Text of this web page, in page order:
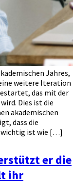
Jahres,
weitere Iteration
das mit der
Dies ist die
akademischen
dass die
wichtig ist wie […]
er die
ihr